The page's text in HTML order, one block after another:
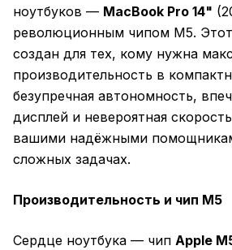
ноутбуков — MacBook Pro 14"
революционным чипом M5.
создан для тех, кому нужна
производительность в
безупречная автономность,
дисплей и невероятная
вашими надёжными
сложных задачах.
Производительность и чип M5
Сердце ноутбука — чип Apple